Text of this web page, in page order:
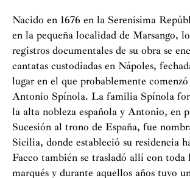
Nacido en 1676 en la Serenísima
en la pequeña localidad de Marsango,
registros documentales de su obra se
cantatas custodiadas en Nápoles,
lugar en el que probablemente
Antonio Spínola. La familia Spínola
la alta nobleza española y Antonio, en
Sucesión al trono de España, fue
Sicilia, donde estableció su residencia
Facco también se trasladó allí con toda
marqués y durante aquellos años tuvo